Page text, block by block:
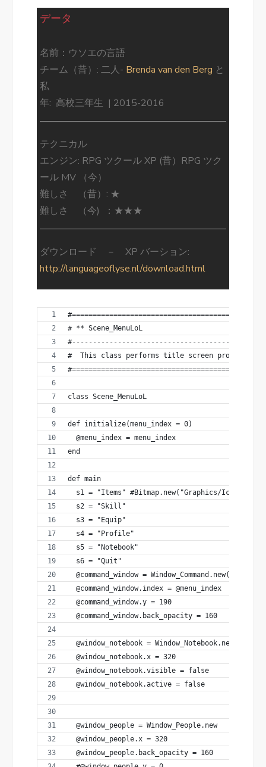
データ
名前：ウソエの言語
チーム（昔）: 二人- Brenda van den Berg と
私
年: 高校三年生 | 2015-2016
テクニカル
エンジン: RPG ツクール XP (昔）RPG ツク
ール MV （今）
難しさ （昔）: ★
難しさ （今) ：★★★
ダウンロード － XP バーション:
http://languageoflyse.nl/download.html
# ** Scene_MenuLoL
#  This class performs title screen processing.
class Scene_MenuLoL
def initialize(menu_index = 0)
  @menu_index = menu_index
end
def main
s1 = "Items" #Bitmap.new("Graphics/Icons/032-
  s2 = "Skill"
  s3 = "Equip"
  s4 = "Profile"
  s5 = "Notebook"
  s6 = "Quit"
@command_window = Window_Command.new(320,
  @command_window.index = @menu_index
  @command_window.y = 190
  @command_window.back_opacity = 160
  @window_notebook = Window_Notebook.new
  @window_notebook.x = 320
  @window_notebook.visible = false
  @window_notebook.active = false
  @window_people = Window_People.new
  @window_people.x = 320
  @window_people.back_opacity = 160